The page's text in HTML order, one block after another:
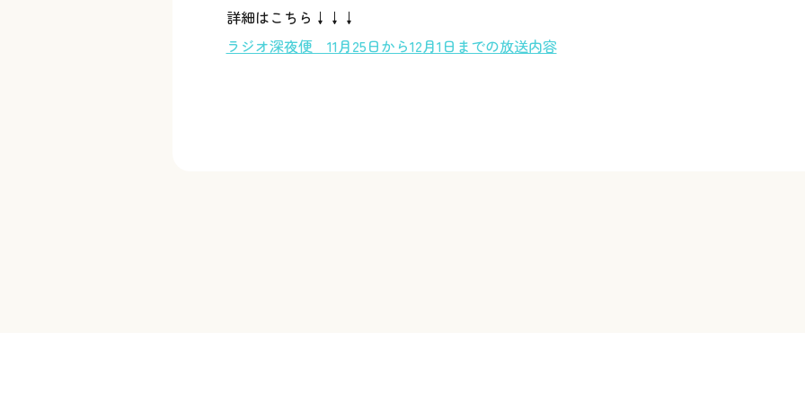
詳細はこちら↓↓↓
ラジオ深夜便 11月25日から12月1日までの放送内容